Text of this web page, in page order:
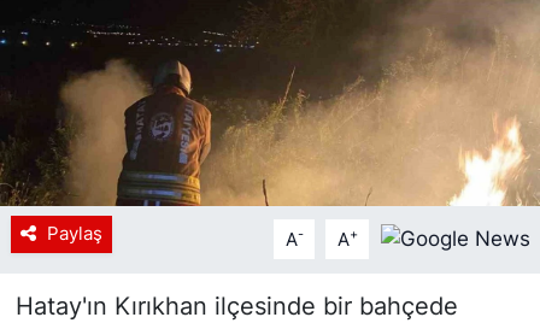
Paylaş A- A+
Hatay'ın Kırıkhan ilçesinde bir bahçede
Siyaset
YEREL HABER
Haberde insan
Tanıtım